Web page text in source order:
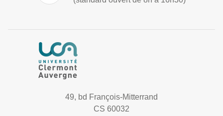
49, bd François-Mitterrand
CS 60032